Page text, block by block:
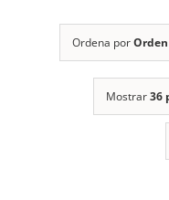
Ordena por
Mostrar36